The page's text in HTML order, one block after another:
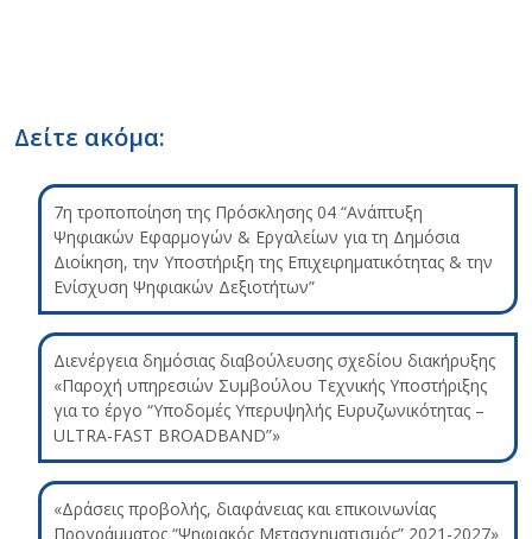
Δείτε ακόμα:
7η τροποποίηση της Πρόσκλησης 04 “Ανάπτυξη
Ψηφιακών Εφαρμογών & Εργαλείων για τη Δημόσια
Διοίκηση, την Υποστήριξη της Επιχειρηματικότητας & την
Ενίσχυση Ψηφιακών Δεξιοτήτων”
Διενέργεια δημόσιας διαβούλευσης σχεδίου διακήρυξης
«Παροχή υπηρεσιών Συμβούλου Τεχνικής Υποστήριξης
για το έργο “Υποδομές Υπερυψηλής Ευρυζωνικότητας –
ULTRA-FAST BROADBAND”»
«Δράσεις προβολής, διαφάνειας και επικοινωνίας
Προγράμματος “Ψηφιακός Μετασχηματισμός” 2021-2027»